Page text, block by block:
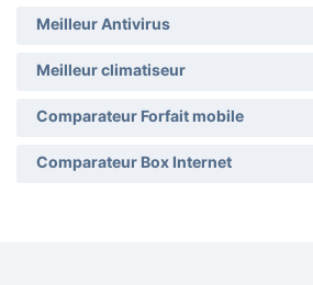
Meilleur Antivirus
Meilleur climatiseur
Comparateur Forfait mobile
Comparateur Box Internet